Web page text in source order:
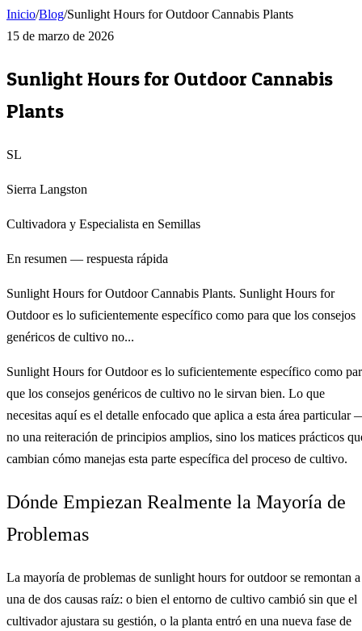
Inicio/Blog/Sunlight Hours for Outdoor Cannabis Plants
15 de marzo de 2026
Sunlight Hours for Outdoor Cannabis
Plants
SL
Sierra Langston
Cultivadora y Especialista en Semillas
En resumen — respuesta rápida
Sunlight Hours for Outdoor Cannabis Plants. Sunlight Hours for
Outdoor es lo suficientemente específico como para que los consejos
genéricos de cultivo no...
Sunlight Hours for Outdoor es lo suficientemente específico como
que los consejos genéricos de cultivo no le sirvan bien. Lo que
necesitas aquí es el detalle enfocado que aplica a esta área particular
no una reiteración de principios amplios, sino los matices prácticos
cambian cómo manejas esta parte específica del proceso de cultivo.
Dónde Empiezan Realmente la Mayoría de
Problemas
La mayoría de problemas de sunlight hours for outdoor se remontan a
una de dos causas raíz: o bien el entorno de cultivo cambió sin que el
cultivador ajustara su gestión, o la planta entró en una nueva fase de